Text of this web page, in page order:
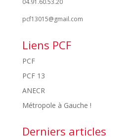
pcf13015@gmail.com
Liens PCF
PCF
PCF 13
ANECR
Métropole à Gauche !
Derniers articles